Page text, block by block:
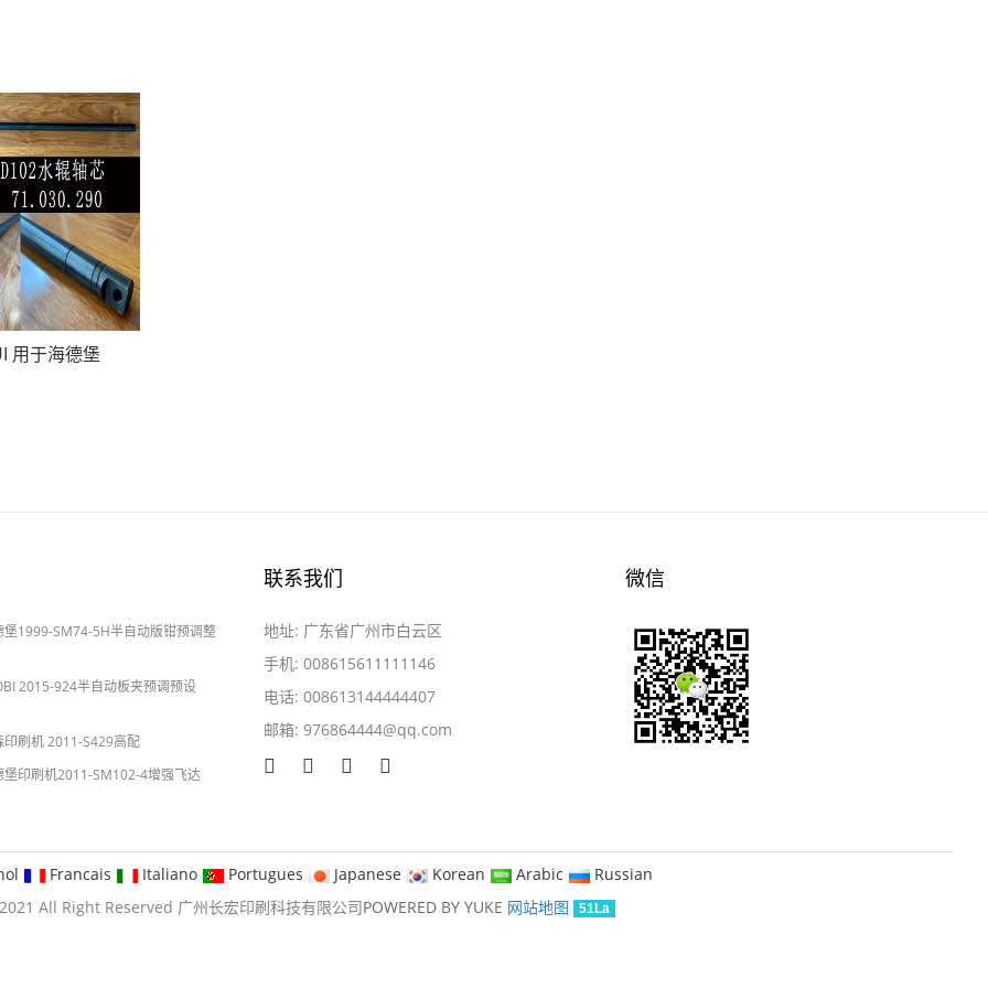
用于海德堡
堡1999-SM74-5H半自动版钳预调整
2015-924半自动板夹预调预设
印刷机 2011-S429高配
堡印刷机2011-SM102-4增强飞达
联系我们
地址: 广东省广州市白云区
手机: 008615611111146
电话: 008613144444407
邮箱: 976864444@qq.com
微信
Francais Italiano Portugues Japanese Korean Arabic
Russian
All Right Reserved 广州长宏印刷科技有限公司POWERED BY YUKE 网站地图 51La